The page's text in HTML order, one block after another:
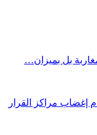
بل بميزان…
إغضاب مراكز القرار